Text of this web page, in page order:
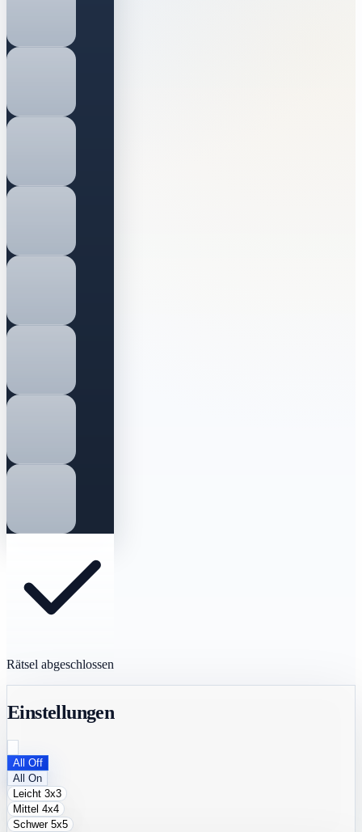
Rätsel abgeschlossen
Einstellungen
All Off
All On
Leicht 3x3
Mittel 4x4
Schwer 5x5